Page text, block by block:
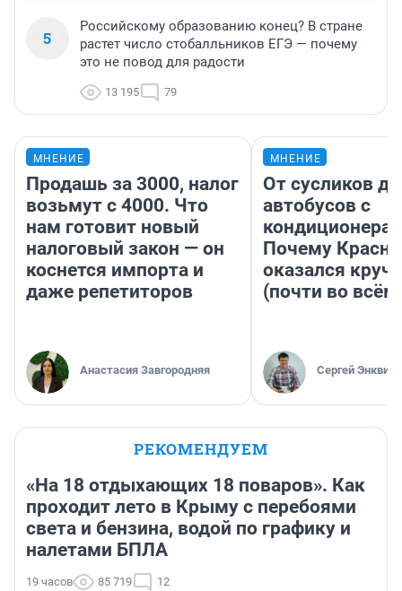
5
Российскому образованию конец? В стране
растет число стобалльников ЕГЭ — почему
это не повод для радости
13 195 79
МНЕНИЕ
Продашь за 3000, налог
возьмут с 4000. Что
нам готовит новый
налоговый закон — он
коснется импорта и
даже репетиторов
Анастасия Завгородняя
МНЕНИЕ
От сусликов до
автобусов с
Почему
оказался
(почти во
Сергей Энквист
РЕКОМЕНДУЕМ
«На 18 отдыхающих 18 поваров». Как
проходит лето в Крыму с перебоями
света и бензина, водой по графику и
налетами БПЛА
19 часов 85 719 12